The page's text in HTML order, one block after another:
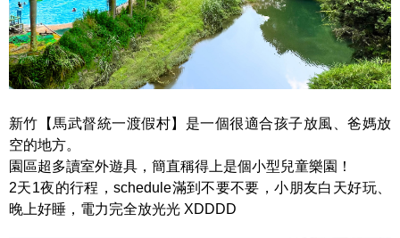
新竹【馬武督統一渡假村】是一個很適合孩子放風、爸媽放
空的地方。
園區超多讀室外遊具，簡直稱得上是個小型兒童樂園！
2天1夜的行程，schedule滿到不要不要，小朋友白天好玩、
晚上好睡，電力完全放光光 XDDDD